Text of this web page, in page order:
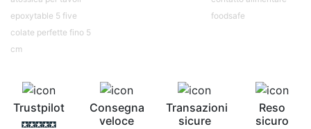
epoxytable 5 five
colate perfette fino 5
cm
foodsafe
Trustpilot
Consegna
veloce
Transazioni
sicure
Reso
sicuro